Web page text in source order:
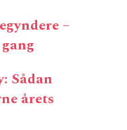
–
Sådan
årets